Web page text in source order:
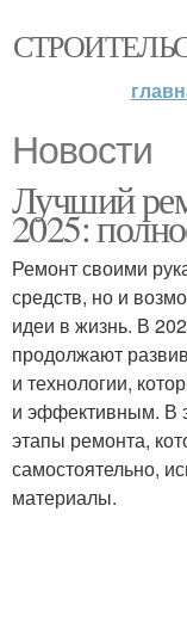
Новости
Лучший
2025:
Ремонт своими
средств, но и
идеи в жизнь. В
продолжают
и технологии,
и эффективным. В
этапы ремонта,
самостоятельно,
материалы.